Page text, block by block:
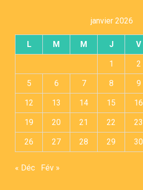
janvier 2026
L M M J V
1 2
5 6 7 8 9
12 13 14 15 16
19 20 21 22 23
26 27 28 29 30
« Déc Fév »